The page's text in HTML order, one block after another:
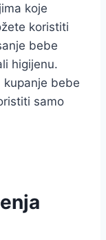
koje
koristiti
bebe
higijenu.
kupanje bebe
samo